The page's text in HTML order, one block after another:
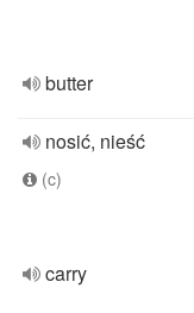
butter
nosić, nieść
(c)
carry